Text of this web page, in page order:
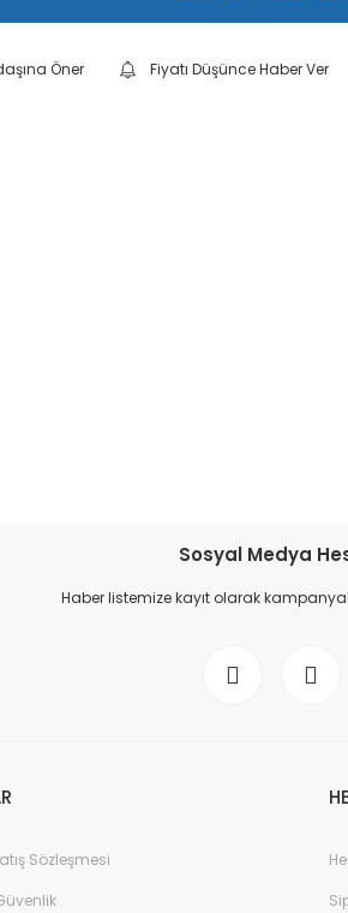
Öner Fiyatı Düşünce Haber Ver
Sosyal Medya
Haber listemize kayıt olarak
Sözleşmesi